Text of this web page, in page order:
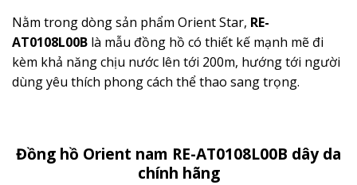
Nằm trong dòng sản phẩm Orient Star, RE-
AT0108L00B là mẫu đồng hồ có thiết kế mạnh mẽ đi
kèm khả năng chịu nước lên tới 200m, hướng tới người
dùng yêu thích phong cách thể thao sang trọng.
Đồng hồ Orient nam RE-AT0108L00B dây da
chính hãng